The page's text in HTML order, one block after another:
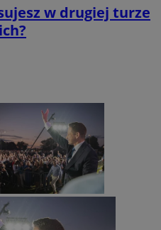
w drugiej turze